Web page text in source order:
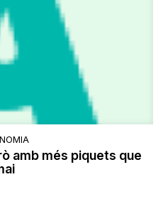
amb més piquets que